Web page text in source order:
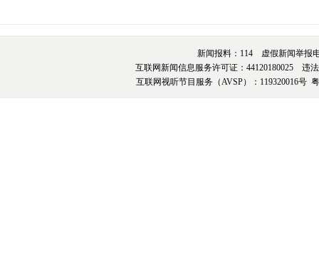
新闻报料：114 虚假新闻举报电
互联网新闻信息服务许可证：44120180025 违
互联网视听节目服务（AVSP）：119320016号